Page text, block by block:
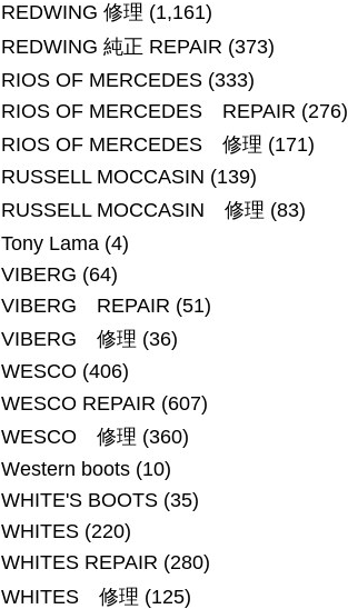
REDWING 修理 (1,161)
REDWING 純正 REPAIR (373)
RIOS OF MERCEDES(333)
RIOS OF MERCEDES REPAIR (276)
RIOS OF MERCEDES 修理 (171)
RUSSELL MOCCASIN (139)
RUSSELL MOCCASIN 修理 (83)
Tony Lama(4)
VIBERG (64)
VIBERG REPAIR (51)
VIBERG 修理 (36)
WESCO (406)
WESCO REPAIR (607)
WESCO 修理 (360)
Western boots(10)
WHITE'S BOOTS(35)
WHITES(220)
WHITES REPAIR (280)
WHITES 修理 (125)